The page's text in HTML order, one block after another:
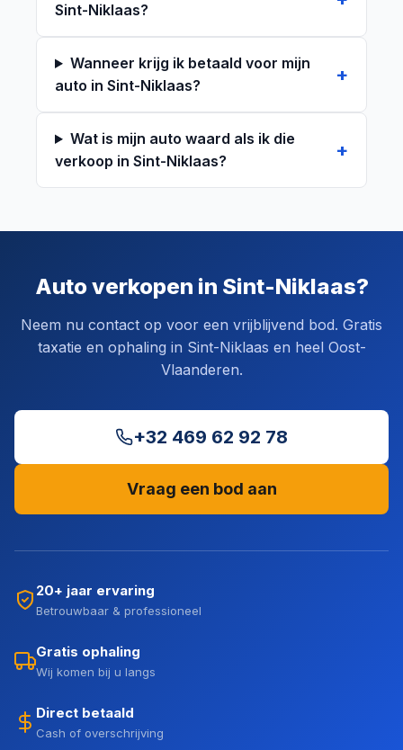
Sint-Niklaas?
Wanneer krijg ik betaald voor mijn
auto in Sint-Niklaas?
Wat is mijn auto waard als ik die
verkoop in Sint-Niklaas?
Auto verkopen in Sint-Niklaas?
Neem nu contact op voor een vrijblijvend bod. Gratis
taxatie en ophaling in Sint-Niklaas en heel Oost-
Vlaanderen.
+32 469 62 92 78
Vraag een bod aan
20+ jaar ervaring
Betrouwbaar & professioneel
Gratis ophaling
Wij komen bij u langs
Direct betaald
Cash of overschrijving